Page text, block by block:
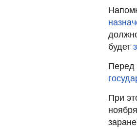
будет
Перед
При